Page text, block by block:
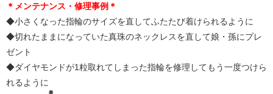
＊メンテナンス・修理事例＊
◆小さくなった指輪のサイズを直してふたたび着けられるように
◆切れたままになっていた真珠のネックレスを直して娘・孫にプレ
ゼント
◆ダイヤモンドが1粒取れてしまった指輪を修理してもう一度つけら
れるように